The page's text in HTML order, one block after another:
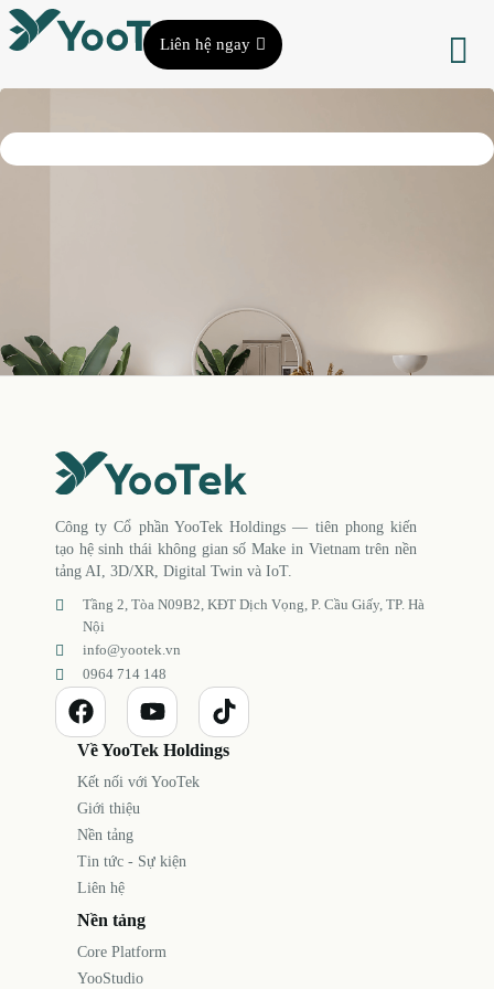
Liên hệ ngay
Công ty Cổ phần YooTek Holdings — tiên phong kiến
tạo hệ sinh thái không gian số Make in Vietnam trên nền
tảng AI, 3D/XR, Digital Twin và IoT.
Tầng 2, Tòa N09B2, KĐT Dịch Vọng, P. Cầu Giấy, TP. Hà
Nội
info@yootek.vn
0964 714 148
Về YooTek Holdings
Kết nối với YooTek
Giới thiệu
Nền tảng
Tin tức - Sự kiện
Liên hệ
Nền tảng
Core Platform
YooStudio